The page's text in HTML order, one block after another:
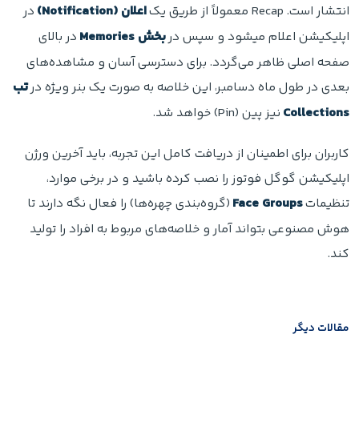
انتشار است. Recap معمولاً از طریق یک
اعلان (Notification)
در
اپلیکیشن اعلام میشود و سپس دربخش Memories
در بالای
صفحه اصلی ظاهر می‌گردد. برای دسترسی آسان و مشاهده‌های
بعدی در طول ماه دسامبر، این خلاصه به صورت یک بنر ویژه درتب
Collections نیز پین (Pin) خواهد شد.
کاربران برای اطمینان از دریافت کامل این تجربه، باید آخرین ورژن
اپلیکیشن گوگل فوتوز را نصب کرده باشید و در برخی موارد،
تنظیماتFace Groups (گروه‌بندی چهره‌ها) را فعال نگه دارند تا
هوش مصنوعی بتواند آمار و خلاصه‌های مربوط به افراد را تولید
کند.
مقالات دیگر